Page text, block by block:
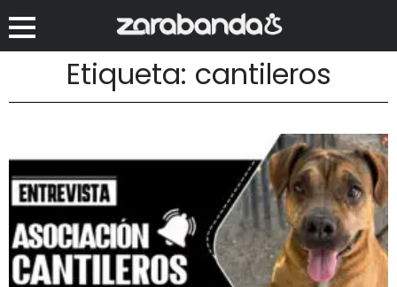
Etiqueta: cantileros